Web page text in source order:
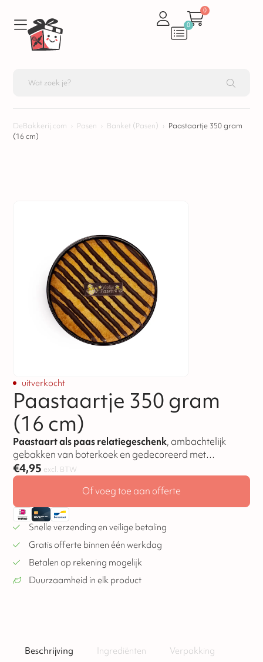
0
0
DeBakkerij.com › Pasen › Banket (Pasen) › Paastaartje 350 gram
(16 cm)
uitverkocht
Paastaartje 350 gram
(16 cm)
Paastaart als paas relatiegeschenk, ambachtelijk
gebakken van boterkoek en gedecoreerd met
chocolade.
€4,95 excl. BTW
Of voeg toe aan offerte
Snelle verzending en veilige betaling
Gratis offerte binnen één werkdag
Betalen op rekening mogelijk
Duurzaamheid in elk product
Beschrijving Ingrediënten Verpakking